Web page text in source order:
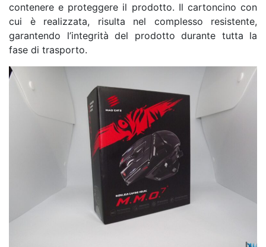
contenere e proteggere il prodotto. Il cartoncino con
cui è realizzata, risulta nel complesso resistente,
garantendo l’integrità del prodotto durante tutta la
fase di trasporto.